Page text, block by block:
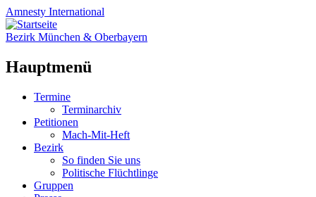
Amnesty International
Bezirk München & Oberbayern
Hauptmenü
Zum
springen
Termine
Terminarchiv
Petitionen
Mach-Mit-Heft
Bezirk
So finden Sie uns
Politische Flüchtlinge
Gruppen